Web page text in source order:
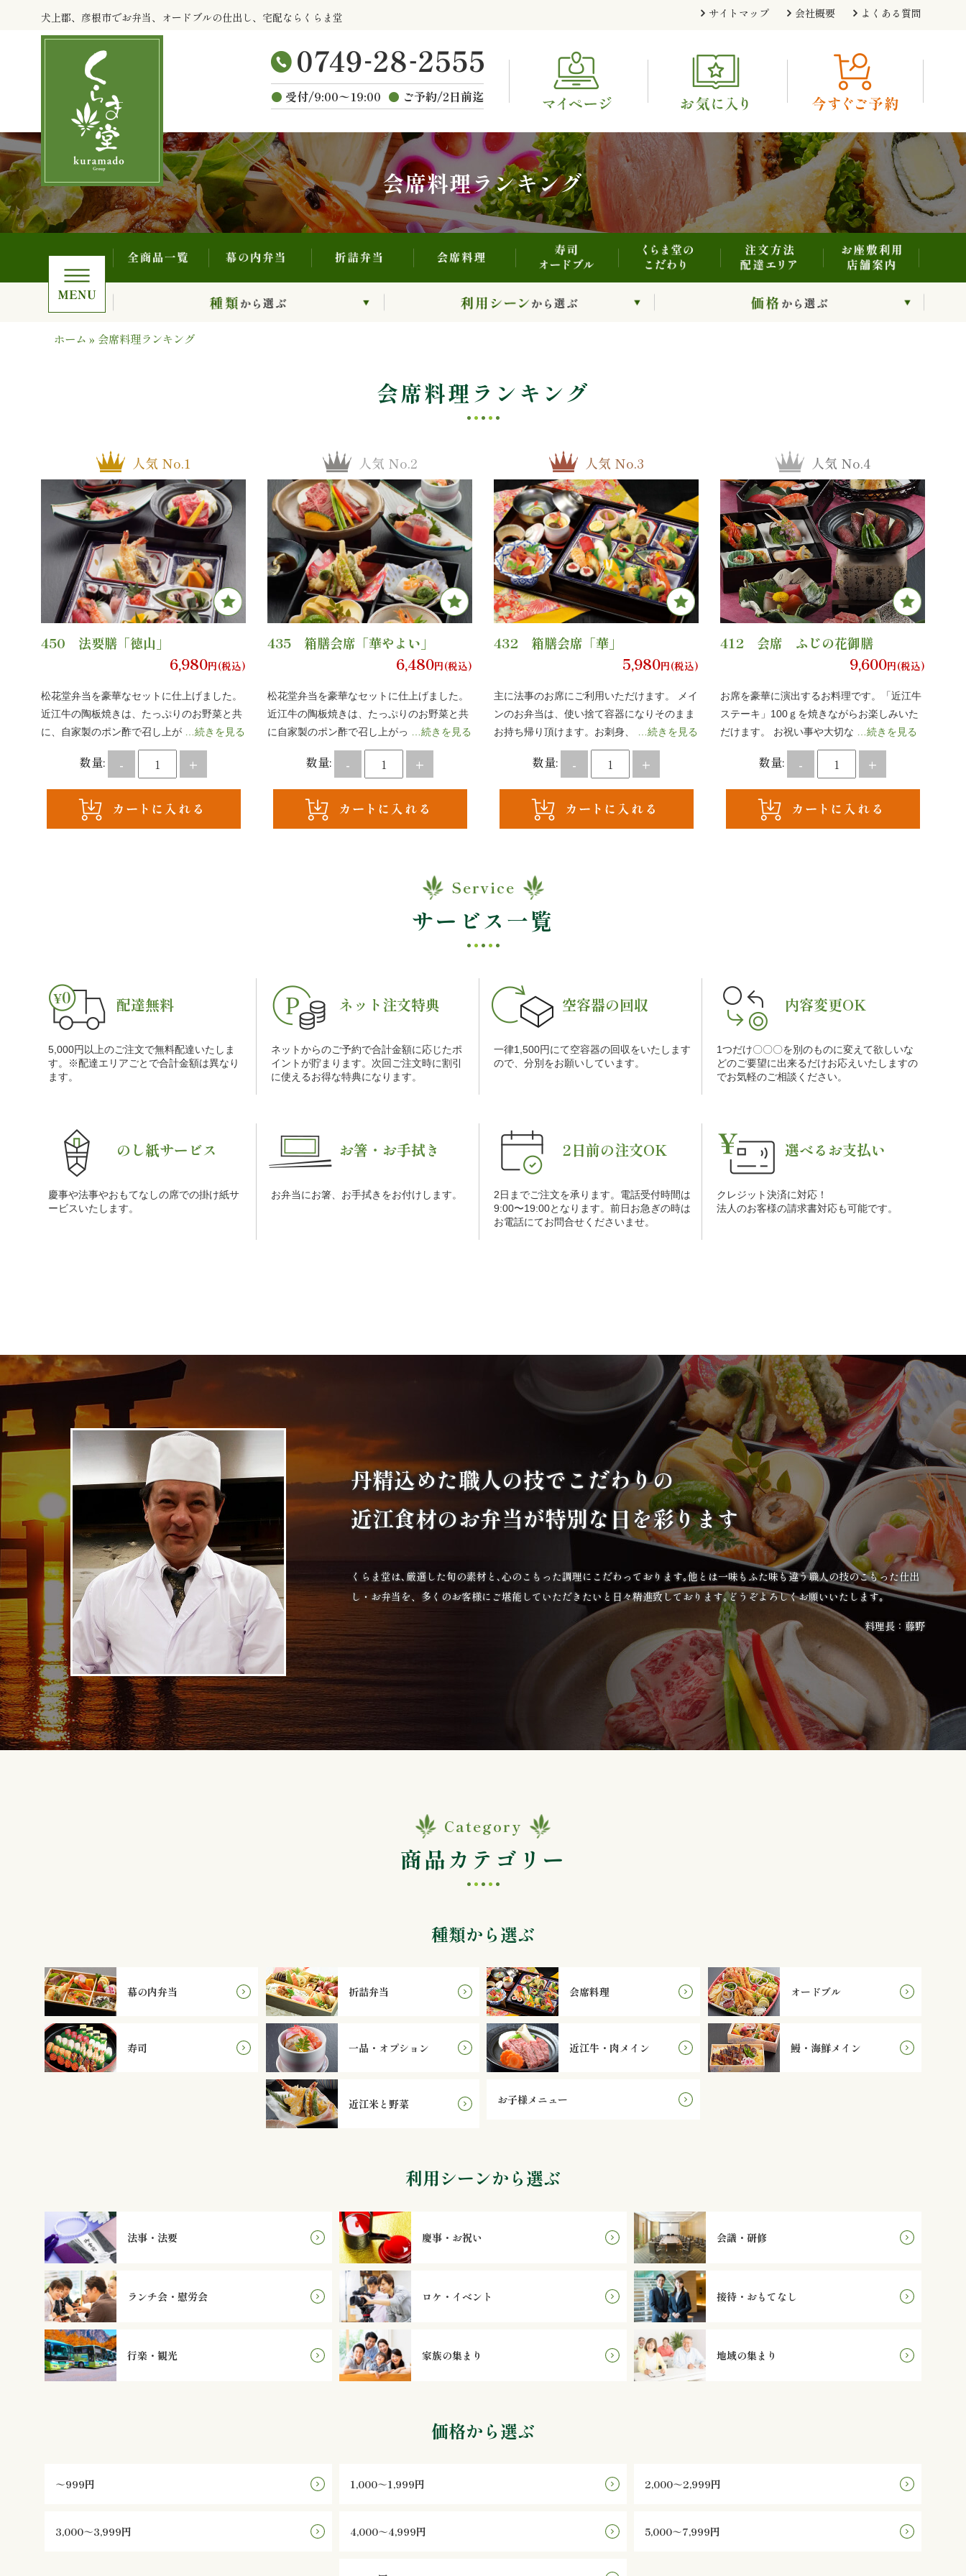
キ
ッ
プ
犬上郡、彦根市でお弁当、オードブルの仕出し、宅配ならくらま堂 サイトマップ 会社概要 よくある質問
受付/9:00〜19:00 ご予約/2日前迄
会席料理ランキング
全商品一覧 幕の内弁当
種類から選ぶ ご利用シーンから選ぶ 価格から選ぶ
ホーム » 会席料理ランキング
会席料理ランキング
人気 No.1
450 法要膳「徳山」
6,980円(税込)
松花堂弁当を豪華なセットに仕上げました。
近江牛の陶板焼きは、たっぷりのお野菜と共
に、自家製のポン酢で召し上が
…続きを見る
数量: - +
人気 No.2
435 箱膳会席「華やよい」
6,480円(税込)
松花堂弁当を豪華なセットに仕上げました。
近江牛の陶板焼きは、たっぷりのお野菜と共
に自家製のポン酢で召し上がっ
…続きを見る
数量: - +
人気 No.3
432 箱膳会席「華」
5,980円(税込)
主に法事のお席にご利用いただけます。 メイ
ンのお弁当は、使い捨て容器になりそのまま
お持ち帰り頂けます。お刺身、
…続きを見る
数量: - +
人気 No.4
412 会席 ふじの花御膳
9,600円(税込)
お席を豪華に演出するお料理です。「近江牛
ステーキ」100ｇを焼きながらお楽しみいた
だけます。 お祝い事や大切な
…続きを見る
数量: - +
Service
サービス一覧
配達無料
5,000円以上のご注文で無料配達いたしま
す。※配達エリアごとで合計金額は異なり
ます。
ネット注文特典
ネットからのご予約で合計金額に応じたポ
イントが貯まります。次回ご注文時に割引
に使えるお得な特典になります。
空容器の回収
一律1,500円にて空容器の回収をいたします
ので、分別をお願いしています。
内容変更OK
1つだけ〇〇〇を別のものに変えて欲しいな
どのご要望に出来るだけお応えいたしますの
でお気軽のご相談ください。
のし紙サービス
慶事や法事やおもてなしの席での掛け紙サ
ービスいたします。
お箸・お手拭き
お弁当にお箸、お手拭きをお付けします。
2日前の注文OK
2日までご注文を承ります。電話受付時間は
9:00〜19:00となります。前日お急ぎの時は
お電話にてお問合せくださいませ。
選べるお支払い
クレジット決済に対応！
法人のお客様の請求書対応も可能です。
丹精込めた職人の技でこだわりの
近江食材のお弁当が特別な日を彩ります
くらま堂は､厳選した旬の素材と､心のこもった調理にこだわっております｡他とは一味もふた味も違う職人の技のこもった仕出
し・お弁当を、多くのお客様にご堪能していただきたいと日々精進致しております｡どうぞよろしくお願いいたします｡
料理長：藤野
Category
商品カテゴリー
種類から選ぶ
幕の内弁当 折詰弁当 会席料理 オードブル
寿司 一品・オプション 近江牛・肉メイン 鰻・海鮮メイン
近江米と野菜 お子様メニュー
利用シーンから選ぶ
法事・法要 慶事・お祝い 会議・研修
ランチ会・慰労会 ロケ・イベント 接待・おもてなし
行楽・観光 家族の集まり 地域の集まり
価格から選ぶ
～999円 1,000～1,999円 2,000～2,999円
3,000～3,999円 4,000～4,999円 5,000～7,999円